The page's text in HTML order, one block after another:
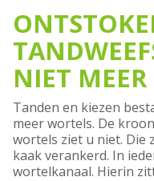
NIET MEER
Tanden en kiezen
meer wortels. De
wortels ziet u niet. Die
kaak verankerd. In
wortelkanaal. Hierin